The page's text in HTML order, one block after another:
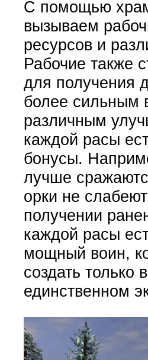
С помощью
вызываем
ресурсов и
Рабочие также
для получения
более сильным
различным
каждой расы
бонусы.
лучше
орки не
получении
каждой расы
мощный воин,
создать только в
единственном